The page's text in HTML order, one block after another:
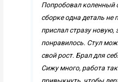
Попробовал коленный
сборке одна деталь не
прислал стразу новую,
понравилось. Стул
свой рост. Брал для
Сижу много, работа